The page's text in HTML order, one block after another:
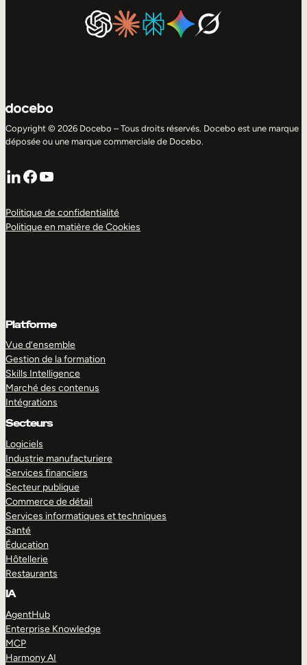
Copyright © 2026 Docebo – Tous droits réservés. Docebo est une marque
déposée ou une marque commerciale de Docebo.
LinkedIn
Facebook
YouTube
Politique de confidentialité
Politique en matière de Cookies
Platforme
Vue d’ensemble
Gestion de la formation
Skills Intelligence
Marché des contenus
Intégrations
Secteurs
Logiciels
Industrie manufacturiere
Services financiers
Secteur publique
Commerce de détail
Services informatiques et techniques
Santé
Éducation
Hôtellerie
Restaurants
IA
AgentHub
Enterprise Knowledge
MCP
Harmony AI